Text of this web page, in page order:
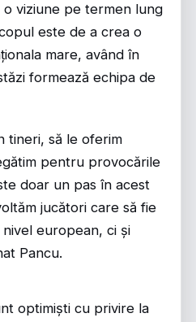
o viziune pe termen lung
este de a crea o
mare, având în
formează echipa de
tineri, să le oferim
pentru provocările
doar un pas în acest
jucători care să fie
european, ci și
Pancu.
optimiști cu privire la